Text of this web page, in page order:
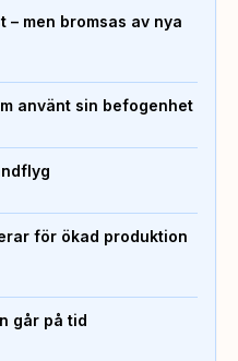
men bromsas av nya
använt sin befogenhet
för ökad produktion
går på tid